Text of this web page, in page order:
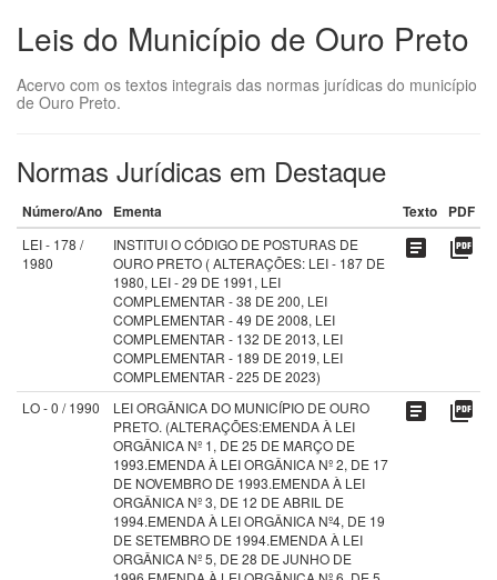
Leis do Município de Ouro Preto
Acervo com os textos integrais das normas jurídicas do município
de Ouro Preto.
Normas Jurídicas em Destaque
Número/Ano Ementa Texto PDF
LEI - 178 /
1980
INSTITUI O CÓDIGO DE POSTURAS DE
OURO PRETO ( ALTERAÇÕES: LEI - 187 DE
1980, LEI - 29 DE 1991, LEI
COMPLEMENTAR - 38 DE 200, LEI
COMPLEMENTAR - 49 DE 2008, LEI
COMPLEMENTAR - 132 DE 2013, LEI
COMPLEMENTAR - 189 DE 2019, LEI
COMPLEMENTAR - 225 DE 2023)
article picture_as_pdf
LO - 0 / 1990
LEI ORGÂNICA DO MUNICÍPIO DE OURO
PRETO. (ALTERAÇÕES:EMENDA À LEI
ORGÂNICA Nº 1, DE 25 DE MARÇO DE
1993.EMENDA À LEI ORGÂNICA Nº 2, DE 17
DE NOVEMBRO DE 1993.EMENDA À LEI
ORGÂNICA Nº 3, DE 12 DE ABRIL DE
1994.EMENDA À LEI ORGÂNICA Nº4, DE 19
DE SETEMBRO DE 1994.EMENDA À LEI
ORGÂNICA Nº 5, DE 28 DE JUNHO DE
article picture_as_pdf